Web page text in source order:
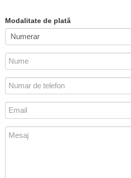
Modalitate de plată